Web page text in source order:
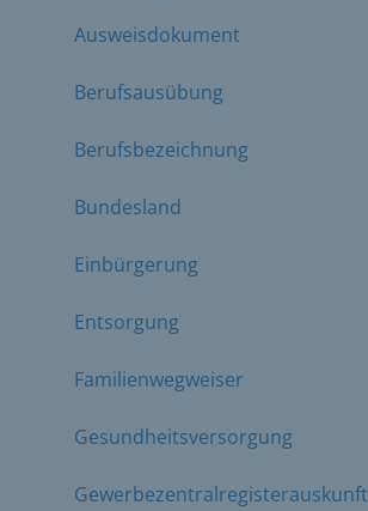
Ausweisdokument
Berufsausübung
Berufsbezeichnung
Bundesland
Einbürgerung
Entsorgung
Familienwegweiser
Gesundheitsversorgung
Gewerbezentralregisterauskunft